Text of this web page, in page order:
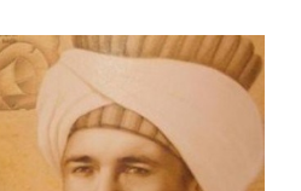
Kolea i drejton më 1919,
së cilës i...